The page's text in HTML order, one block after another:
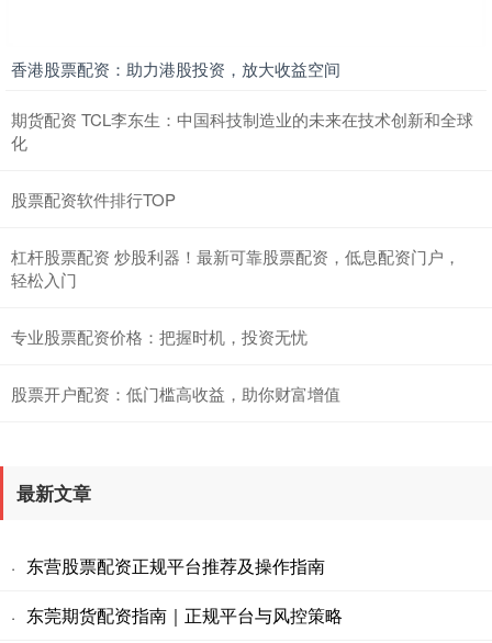
香港股票配资：助力港股投资，放大收益空间
期货配资 TCL李东生：中国科技制造业的未来在技术创新和全球
化
股票配资软件排行TOP
杠杆股票配资 炒股利器！最新可靠股票配资，低息配资门户，
轻松入门
专业股票配资价格：把握时机，投资无忧
股票开户配资：低门槛高收益，助你财富增值
最新文章
· 东营股票配资正规平台推荐及操作指南
· 东莞期货配资指南｜正规平台与风控策略